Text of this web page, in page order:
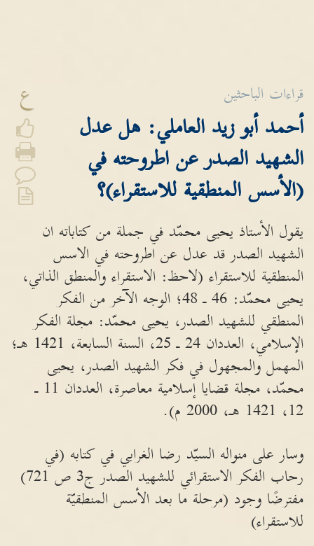
ع قراءات الباحثين
أحمد أبو زيد العاملي: هل عدل
الشهيد الصدر عن اطروحته في
(الأسس المنطقية للاستقراء)؟
يقول الأستاذ يحيى محمّد في جملة من كتاباته ان
الشهيد الصدر قد عدل عن اطروحته في الاسس
المنطقية للاستقراء (لاحظ: الاستقراء والمنطق الذاتي،
يحيى محمّد: 46 ـ 48؛ الوجه الآخر من الفكر
المنطقي للشهيد الصدر، يحيى محمّد: مجلة الفكر
الإسلامي، العددان 24 ـ 25، السنة السابعة، 1421 هـ؛
المهمل والمجهول في فكر الشهيد الصدر، يحيى
محمّد، مجلة قضايا إسلامية معاصرة، العددان 11 ـ
12، 1421 هـ، 2000 م).
وسار على منواله السيّد رضا الغرابي في كتابه (في
رحاب الفكر الاستقرائي للشهيد الصدر ج3 ص 721)
مفترضًا وجود (مرحلة ما بعد الأسس المنطقيّة
للاستقراء)